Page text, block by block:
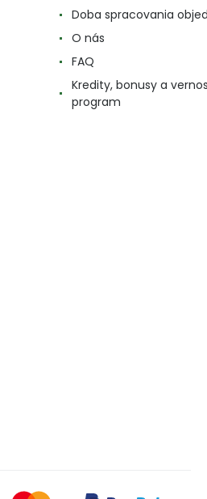
Doba spracovania
O nás
FAQ
Kredity, bonusy a
program